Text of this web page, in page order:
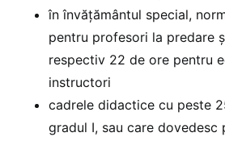
în învățământul special,
pentru profesori la predare
respectiv 22 de ore pentru
instructori
cadrele didactice cu peste
gradul I, sau care dovedesc